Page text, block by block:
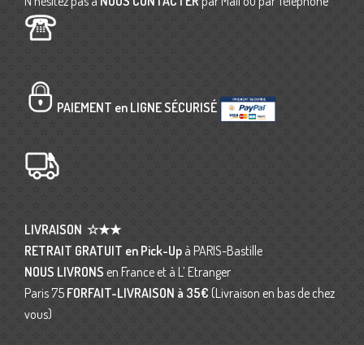
PAIEMENT en LIGNE SÉCURISÉ
LIVRAISON ☆★★
RETRAIT GRATUIT en Pick-Up à PARIS-Bastille
NOUS LIVRONS en France et à L’ Etranger
Paris 75 FORFAIT-LIVRAISON à 35€ (Livraison en bas de chez
vous)